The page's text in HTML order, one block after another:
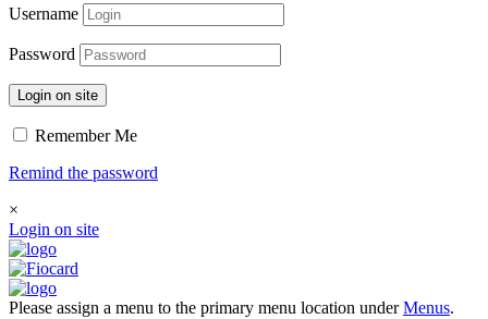
Username
Password
Login on site
Remember Me
Remind the password
×
Login on site
Please assign a menu to the primary menu location underMenus.